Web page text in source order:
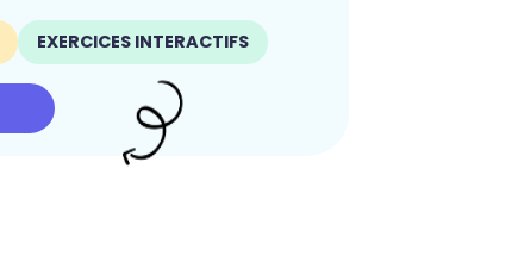
EXERCICES INTERACTIFS